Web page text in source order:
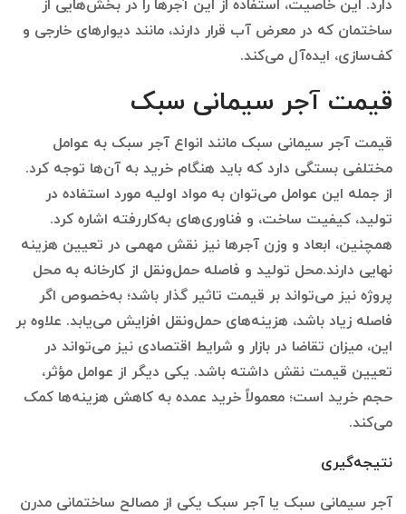
دارد. این خاصیت، استفاده از این آجرها را در بخش‌هایی از
ساختمان که در معرض آب قرار دارند، مانند دیوارهای خارجی و
کف‌سازی، ایده‌آل می‌کند.
قیمت آجر سیمانی سبک
قیمت آجر سیمانی سبک مانند انواع آجر سبک به عوامل
مختلفی بستگی دارد که باید هنگام خرید به آن‌ها توجه کرد.
از جمله این عوامل می‌توان به مواد اولیه مورد استفاده در
تولید، کیفیت ساخت، و فناوری‌های به‌کاررفته اشاره کرد.
همچنین، ابعاد و وزن آجرها نیز نقش مهمی در تعیین هزینه
نهایی دارند.محل تولید و فاصله حمل‌ونقل از کارخانه به محل
پروژه نیز می‌تواند بر قیمت تاثیر گذار باشد؛ به‌خصوص اگر
فاصله زیاد باشد، هزینه‌های حمل‌ونقل افزایش می‌یابد. علاوه بر
این، میزان تقاضا در بازار و شرایط اقتصادی نیز می‌تواند در
تعیین قیمت نقش داشته باشد. یکی دیگر از عوامل مؤثر،
حجم خرید است؛ معمولاً خرید عمده به کاهش هزینه‌ها کمک
می‌کند.
نتیجه‌گیری
آجر سیمانی سبک یا آجر سبک یکی از مصالح ساختمانی مدرن